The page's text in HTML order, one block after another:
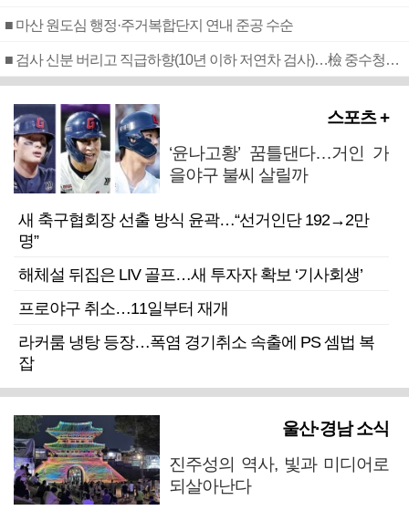
■ 마산 원도심 행정·주거복합단지 연내 준공 수순
■ 검사 신분 버리고 직급하향(10년 이하 저연차 검사)…檢 중수청행 기피
스포츠 +
‘윤나고황’ 꿈틀댄다…거인 가
을야구 불씨 살릴까
새 축구협회장 선출 방식 윤곽…“선거인단 192→2만
명”
해체설 뒤집은 LIV 골프…새 투자자 확보 ‘기사회생’
프로야구 취소…11일부터 재개
라커룸 냉탕 등장…폭염 경기취소 속출에 PS 셈법 복
잡
울산·경남 소식
진주성의 역사, 빛과 미디어로
되살아난다